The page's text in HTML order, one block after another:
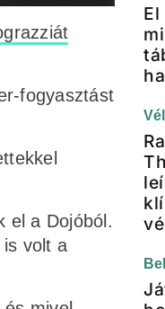
fogyasztást
el a Dojóból.
volt a